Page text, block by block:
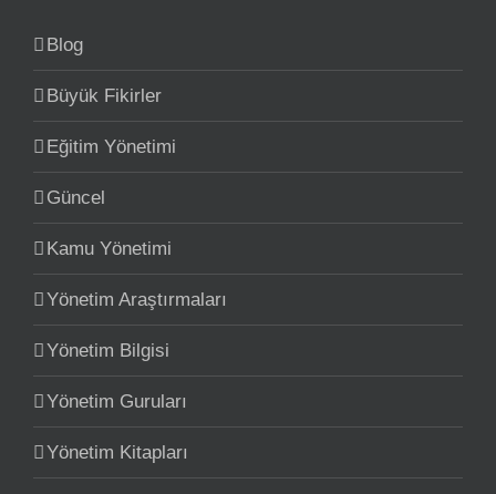
Blog
Büyük Fikirler
Eğitim Yönetimi
Güncel
Kamu Yönetimi
Yönetim Araştırmaları
Yönetim Bilgisi
Yönetim Guruları
Yönetim Kitapları